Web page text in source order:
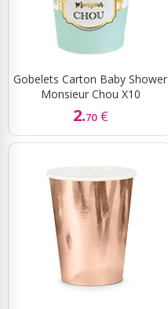
Gobelets Carton Baby Shower
Monsieur Chou X10
2.70 €